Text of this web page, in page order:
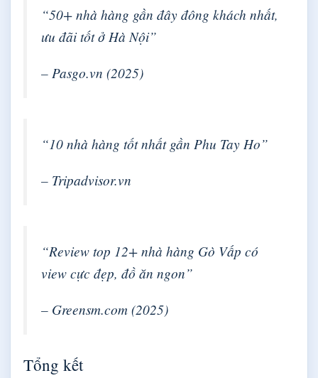
“50+ nhà hàng gần đây đông khách nhất,
ưu đãi tốt ở Hà Nội”
– Pasgo.vn (2025)
“10 nhà hàng tốt nhất gần Phu Tay Ho”
– Tripadvisor.vn
“Review top 12+ nhà hàng Gò Vấp có
view cực đẹp, đồ ăn ngon”
– Greensm.com (2025)
Tổng kết